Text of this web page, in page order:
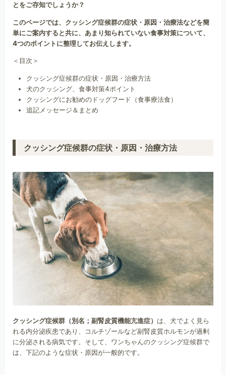
とをご存知でしょうか？
このページでは、クッシング症候群の症状・原因・治療法などを簡
単にご案内すると共に、あまり知られていない食事対策について、
4つのポイントに整理してお伝えします。
＜目次＞
クッシング症候群の症状・原因・治療方法
犬のクッシング、食事対策4ポイント
クッシングにお勧めのドッグフード（食事療法食）
追記メッセージ＆まとめ
クッシング症候群の症状・原因・治療方法
クッシング症候群（別名；副腎皮質機能亢進症） は、犬でよく見ら
れる内分泌疾患であり、コルチゾールなど副腎皮質ホルモンが過剰
に分泌される病気です。そして、ワンちゃんのクッシング症候群で
は、下記のような症状・原因が一般的です。